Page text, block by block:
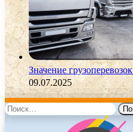
Значение
09.07.2025
Найти: